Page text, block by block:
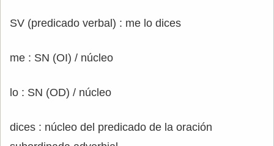
SV (predicado verbal) : me lo dices
me : SN (OI) / núcleo
lo : SN (OD) / núcleo
dices : núcleo del predicado de la oración